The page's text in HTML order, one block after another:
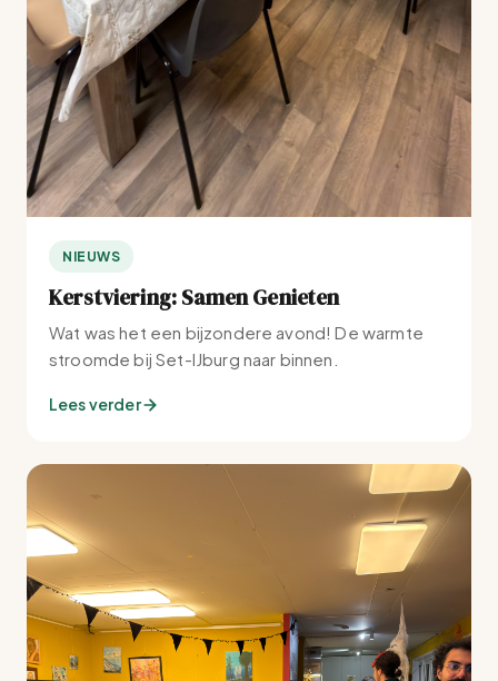
NIEUWS
Kerstviering: Samen Genieten
Wat was het een bijzondere avond! De warmte
stroomde bij Set-IJburg naar binnen.
Lees verder